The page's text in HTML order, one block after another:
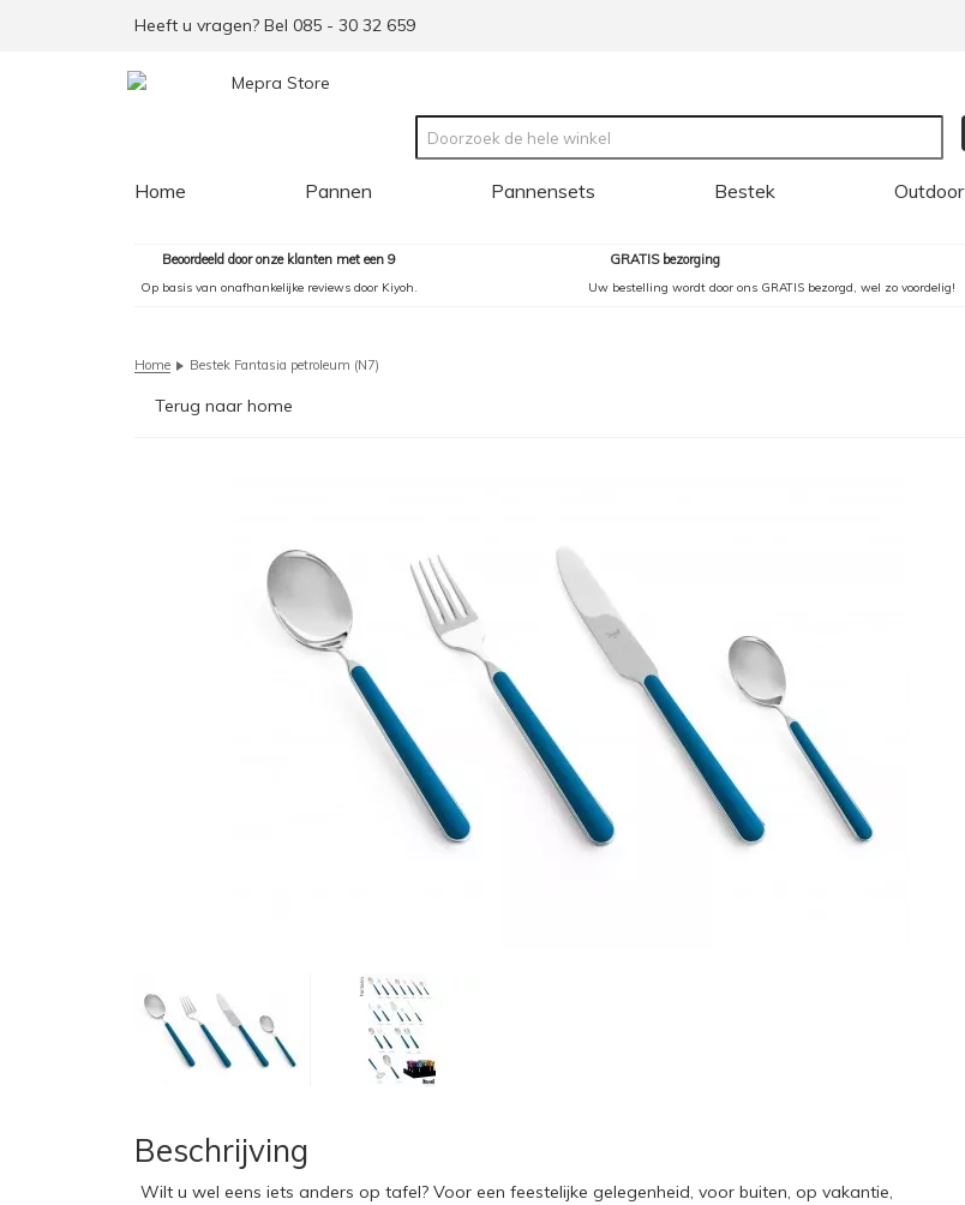
Heeft u vragen? Bel 085 - 30 32 659
Home Pannen Pannensets Bestek Outdoor
Beoordeeld door onze klanten met een 9
Op basis van onafhankelijke reviews door Kiyoh.
GRATIS bezorging
Uw bestelling wordt door ons GRATIS bezorgd, wel zo voordelig!
Home Bestek Fantasia petroleum (N7)
Terug naar home
Beschrijving
Wilt u wel eens iets anders op tafel? Voor een feestelijke gelegenheid, voor buiten, op vakantie,